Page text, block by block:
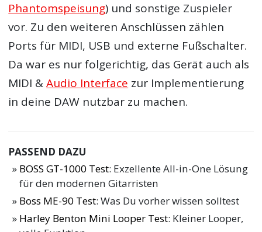
Phantomspeisung) und sonstige Zuspieler
vor. Zu den weiteren Anschlüssen zählen
Ports für MIDI, USB und externe Fußschalter.
Da war es nur folgerichtig, das Gerät auch als
MIDI &Audio Interface zur Implementierung
in deine DAW nutzbar zu machen.
PASSEND DAZU
BOSS GT-1000 Test: Exzellente All-in-One Lösung
für den modernen Gitarristen
Boss ME-90 Test: Was Du vorher wissen solltest
Harley Benton Mini Looper Test: Kleiner Looper,